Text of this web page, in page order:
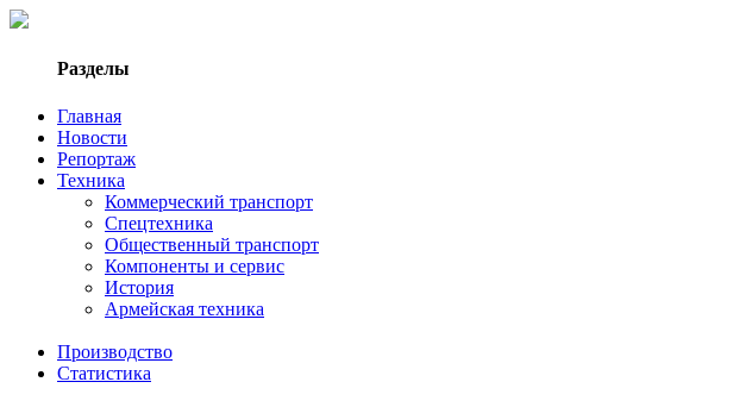
Разделы
Главная
Новости
Репортаж
Техника
Коммерческий транспорт
Спецтехника
Общественный транспорт
Компоненты и сервис
История
Армейская техника
Производство
Статистика